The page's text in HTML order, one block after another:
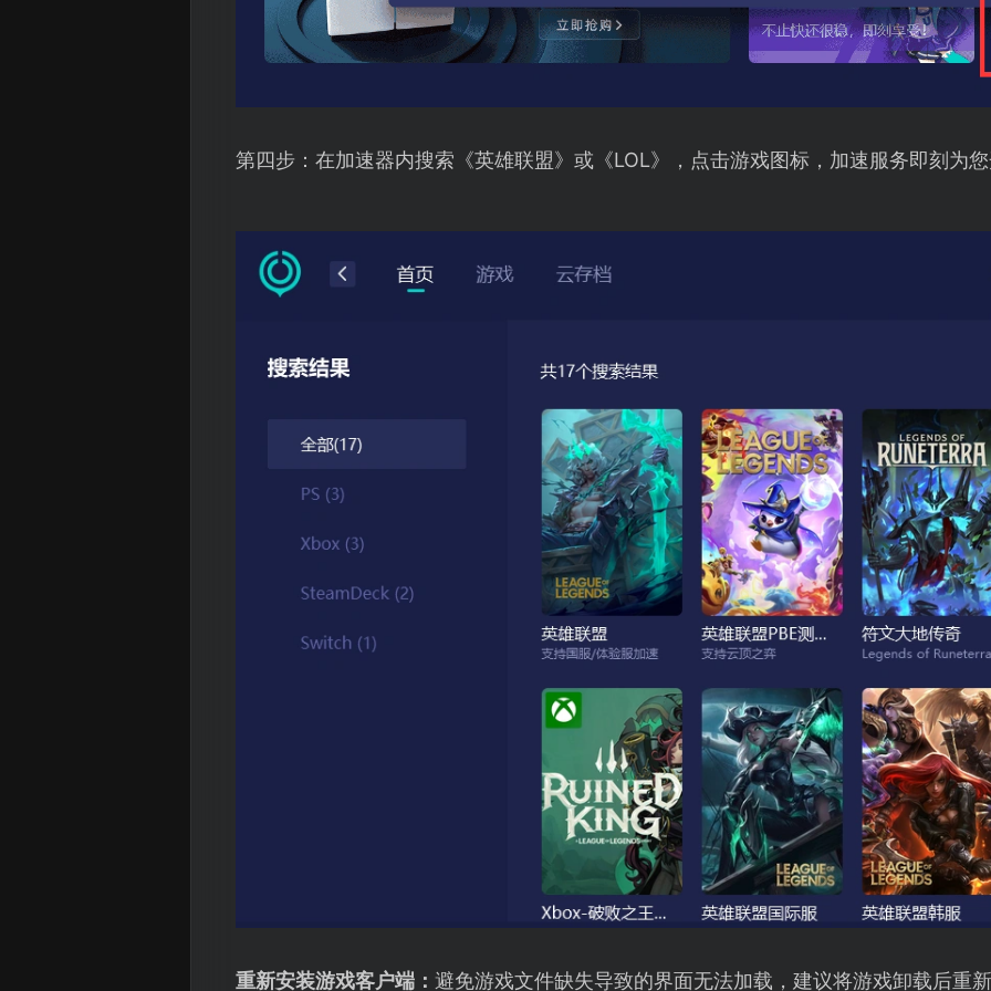
第四步：在加速器内搜索《英雄联盟》或《LOL》，点击游戏图标，加速服务即刻为
重新安装游戏客户端： 避免游戏文件缺失导致的界面无法加载，建议将游戏卸载后重